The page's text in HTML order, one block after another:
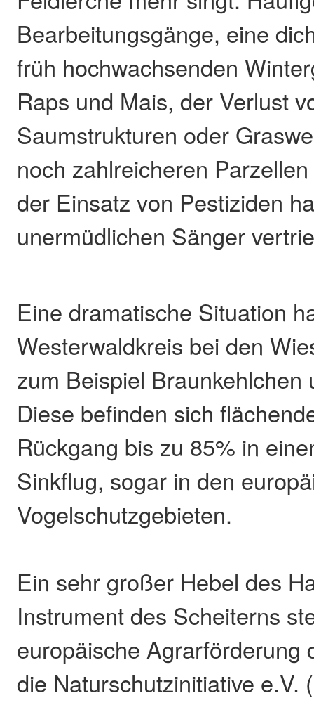
Bearbeitungsgänge, eine
früh hochwachsenden
Raps und Mais, der Verlust
Saumstrukturen oder
noch zahlreicheren
der Einsatz von Pestiziden
unermüdlichen Sänger
Eine dramatische Situation
Westerwaldkreis bei den
zum Beispiel Braunkehlchen
Diese befinden sich
Rückgang bis zu 85% in
Sinkflug, sogar in den
Vogelschutzgebieten.
Ein sehr großer Hebel des
Instrument des Scheiterns
europäische Agrarförderung
die Naturschutzinitiative e.V.